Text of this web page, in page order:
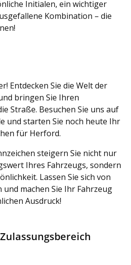
Initialen, ein wichtiger
Kombination – die
Entdecken Sie die Welt der
bringen Sie Ihren
Straße. Besuchen Sie uns auf
und starten Sie noch heute Ihr
für Herford.
steigern Sie nicht nur
Ihres Fahrzeugs, sondern
Lassen Sie sich von
machen Sie Ihr Fahrzeug
Ausdruck!